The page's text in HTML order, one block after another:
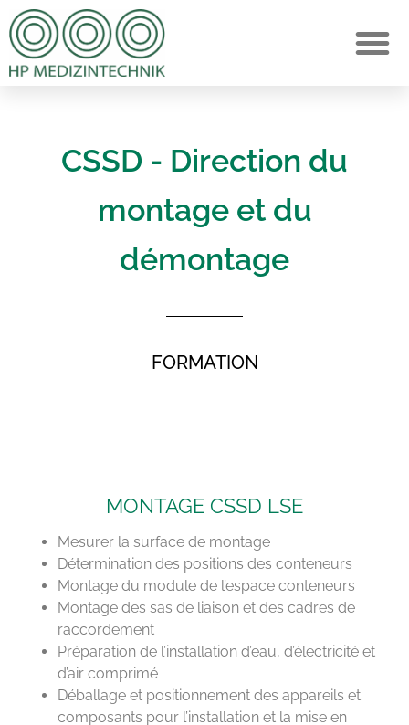
CSSD - Direction du
montage et du
démontage
FORMATION
MONTAGE CSSD LSE
Mesurer la surface de montage
Détermination des positions des conteneurs
Montage du module de l’espace conteneurs
Montage des sas de liaison et des cadres de
raccordement
Préparation de l’installation d’eau, d’électricité et
d’air comprimé
Déballage et positionnement des appareils et
composants pour l’installation et la mise en